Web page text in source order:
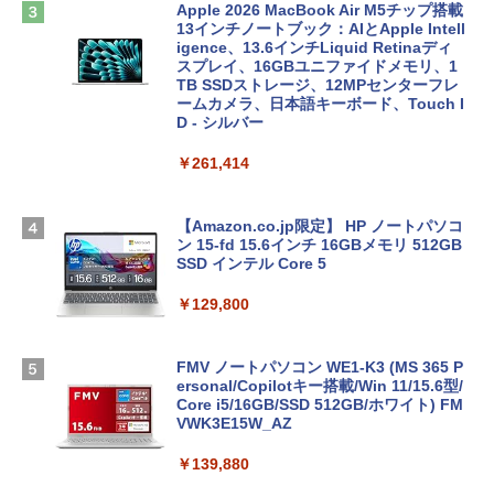
Apple 2026 MacBook Air M5チップ搭載
13インチノートブック：AIとApple Intell
igence、13.6インチLiquid Retinaディ
スプレイ、16GBユニファイドメモリ、1
TB SSDストレージ、12MPセンターフレ
ームカメラ、日本語キーボード、Touch I
D - シルバー
￥261,414
【Amazon.co.jp限定】 HP ノートパソコ
ン 15-fd 15.6インチ 16GBメモリ 512GB
SSD インテル Core 5
￥129,800
FMV ノートパソコン WE1-K3 (MS 365 P
ersonal/Copilotキー搭載/Win 11/15.6型/
Core i5/16GB/SSD 512GB/ホワイト) FM
VWK3E15W_AZ
￥139,880